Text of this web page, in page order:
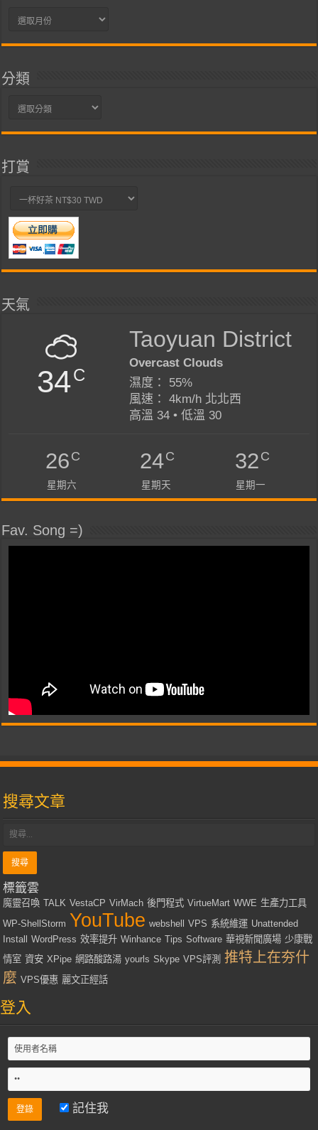
彙
分類
分
打賞
天氣
34C
Taoyuan District
Overcast Clouds
濕度： 55%
風速： 4km/h 北北西
高溫 34 • 低溫 30
26C
星期六
24C
星期天
32C
星期一
Fav. Song =)
搜尋文章
標籤雲
魔靈召喚 TALK VestaCP VirMach 後門程式 VirtueMart WWE 生產力工具
WP-ShellStorm YouTube webshell VPS 系統維運 Unattended
Install WordPress 效率提升 Winhance Tips Software 華視新聞廣場 少康戰
情室 資安 XPipe 網路酸路湯 yourls Skype VPS評測 推特上在夯什
麼 VPS優惠 麗文正經話
登入
記住我